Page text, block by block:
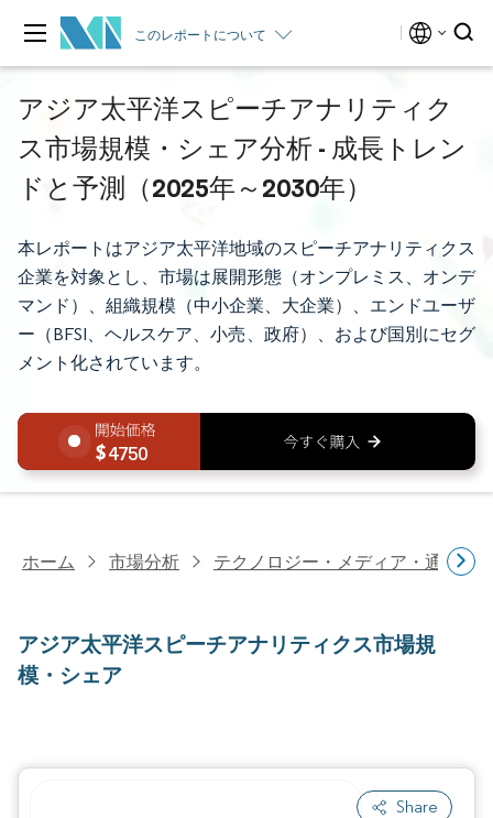
このレポートについて
アジア太平洋スピーチアナリティク
ス市場規模・シェア分析 - 成長トレン
ドと予測（2025年～2030年）
本レポートはアジア太平洋地域のスピーチアナリティクス
企業を対象とし、市場は展開形態（オンプレミス、オンデ
マンド）、組織規模（中小企業、大企業）、エンドユーザ
ー（BFSI、ヘルスケア、小売、政府）、および国別にセグ
メント化されています。
4750
ホーム 市場分析 テクノロジー・メディア・通信研
アジア太平洋スピーチアナリティクス市場規
模・シェア
Share